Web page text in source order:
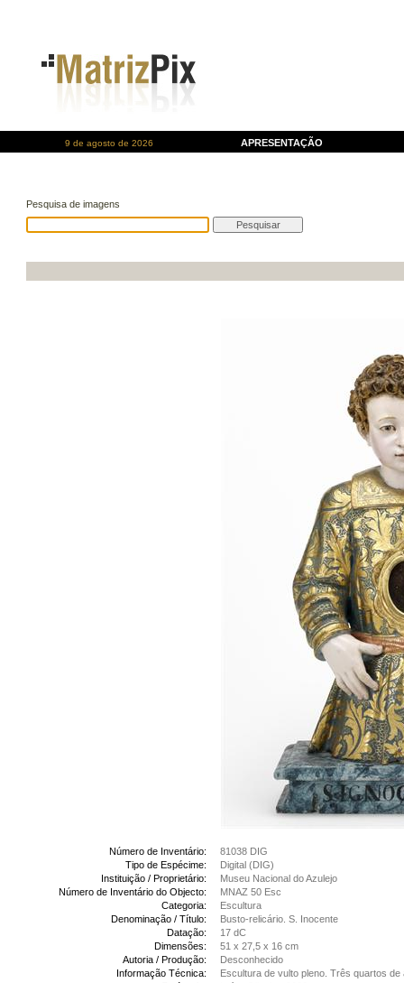
9 de agosto de 2026 APRESENTAÇÃO
Pesquisa de imagens
Número de Inventário:
81038 DIG
Tipo de Espécime:
Digital (DIG)
Instituição / Proprietário:
Museu Nacional do Azulejo
Número de Inventário do Objecto:
MNAZ 50 Esc
Categoria:
Escultura
Denominação / Título:
Busto-relicário. S. Inocente
Datação:
17 dC
Dimensões:
51 x 27,5 x 16 cm
Autoria / Produção:
Desconhecido
Informação Técnica:
Escultura de vulto pleno. Três quartos